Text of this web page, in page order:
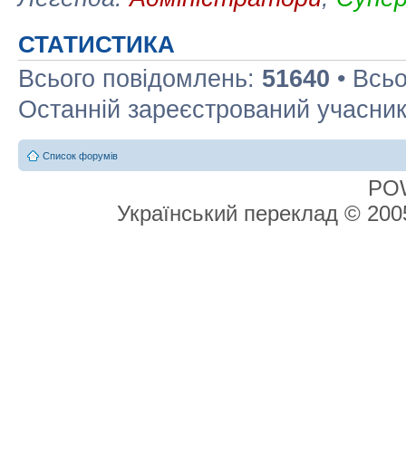
СТАТИСТИКА
Всього повідомлень: 51640 •
Останній зареєстрований
Список форумів
Український переклад ©